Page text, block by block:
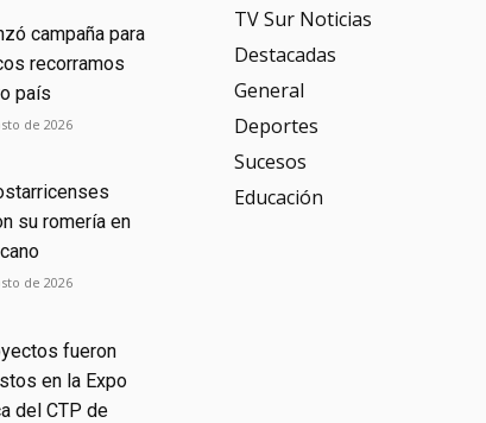
campaña para
recorramos
país
de 2026
su romería en
de 2026
fueron
en la Expo
del CTP de
TV Sur Noticias
Destacadas
General
Deportes
Sucesos
Educación